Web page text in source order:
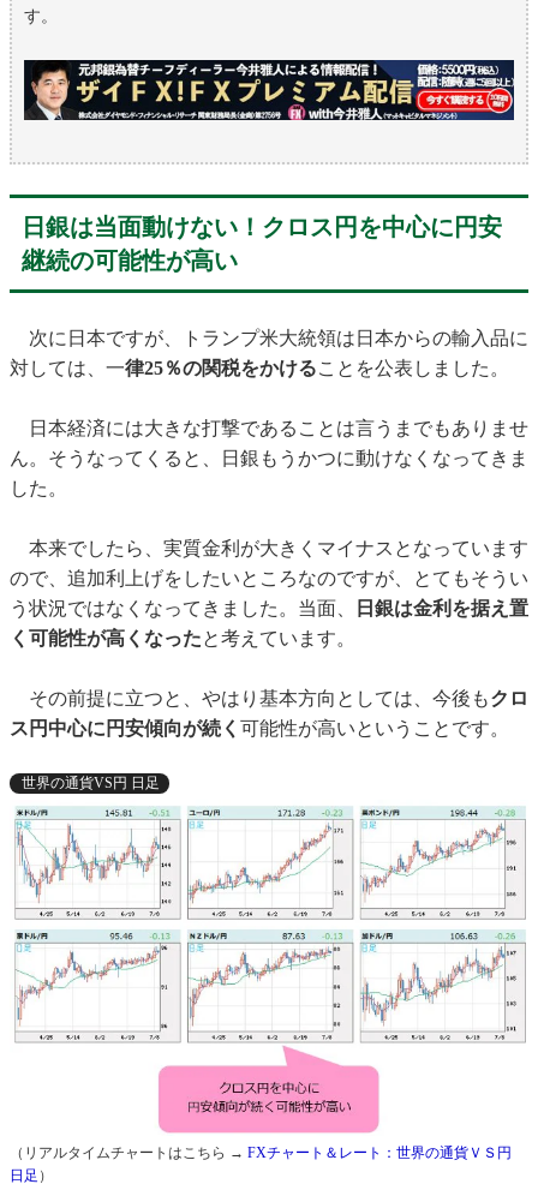
す。
日銀は当面動けない！クロス円を中心に円安
継続の可能性が高い
次に日本ですが、トランプ米大統領は日本からの輸入品に
対しては、一律25％の関税をかけることを公表しました。
日本経済には大きな打撃であることは言うまでもありませ
ん。そうなってくると、日銀もうかつに動けなくなってきま
した。
本来でしたら、実質金利が大きくマイナスとなっています
ので、追加利上げをしたいところなのですが、とてもそうい
う状況ではなくなってきました。当面、
日銀は金利を据え置
く可能性が高くなったと考えています。
その前提に立つと、やはり基本方向としては、今後もクロ
ス円中心に円安傾向が続く 可能性が高いということです。
世界の通貨VS円 日足
（リアルタイムチャートはこちら → FXチャート＆レート：世界の通貨ＶＳ円
日足 ）